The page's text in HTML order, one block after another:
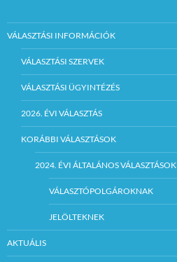
VÁLASZTÁSI INFORMÁCIÓK
VÁLASZTÁSI SZERVEK
VÁLASZTÁSI ÜGYINTÉZÉS
2026. ÉVI VÁLASZTÁS
KORÁBBI VÁLASZTÁSOK
2024. ÉVI ÁLTALÁNOS VÁLASZTÁSOK
VÁLASZTÓPOLGÁROKNAK
JELÖLTEKNEK
AKTUÁLIS